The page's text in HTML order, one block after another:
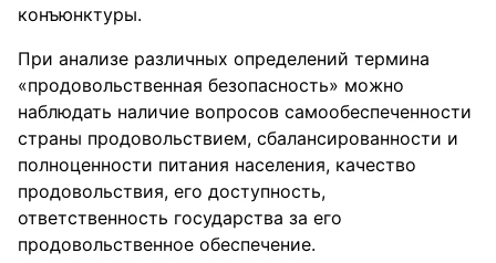
конъюнктуры.
При анализе различных определений термина
«продовольственная безопасность» можно
наблюдать наличие вопросов самообеспеченности
страны продовольствием, сбалансированности и
полноценности питания населения, качество
продовольствия, его доступность,
ответственность государства за его
продовольственное обеспечение.